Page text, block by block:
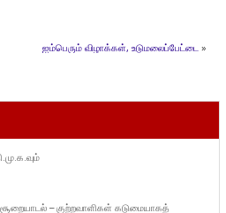
ஐம்பெரும் விழாக்கள், உடுமலைப்பேட்டை »
– குற்றவாளிகள் கடுமையாகத்